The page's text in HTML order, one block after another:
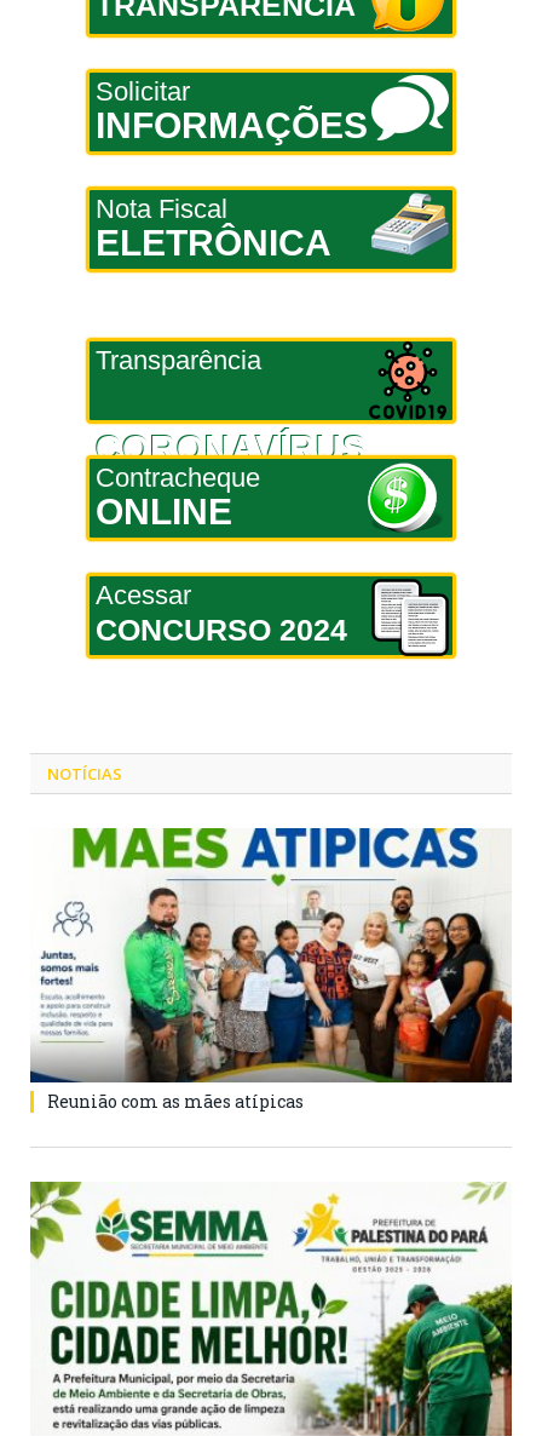
Solicitar
INFORMAÇÕES
Nota Fiscal
ELETRÔNICA
Transparência
CORONAVÍRUS
Contracheque
ONLINE
Acessar
CONCURSO 2024
NOTÍCIAS
Reunião com as mães atípicas